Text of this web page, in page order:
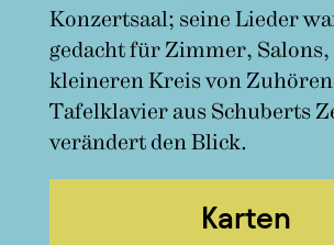
Karten
Konzertsaal; seine Lieder
gedacht für Zimmer, Salons,
kleineren Kreis von
Tafelklavier aus Schuberts
verändert den Blick.